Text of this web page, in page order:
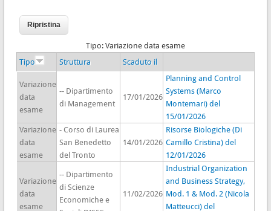
Tipo: Variazione data esame
Tipo
Struttura Scaduto il
Variazione
data
esame
-- Dipartimento
di Management
17/01/2026
Planning and Control
Systems (Marco
Montemari) del
15/01/2026
Variazione
data
esame
- Corso di Laurea
San Benedetto
del Tronto
14/01/2026
Risorse Biologiche (Di
Camillo Cristina) del
12/01/2026
Variazione
data
esame
-- Dipartimento
di Scienze
Economiche e
11/02/2026
Industrial Organization
and Business Strategy,
Mod. 1 & Mod. 2 (Nicola
Matteucci) del